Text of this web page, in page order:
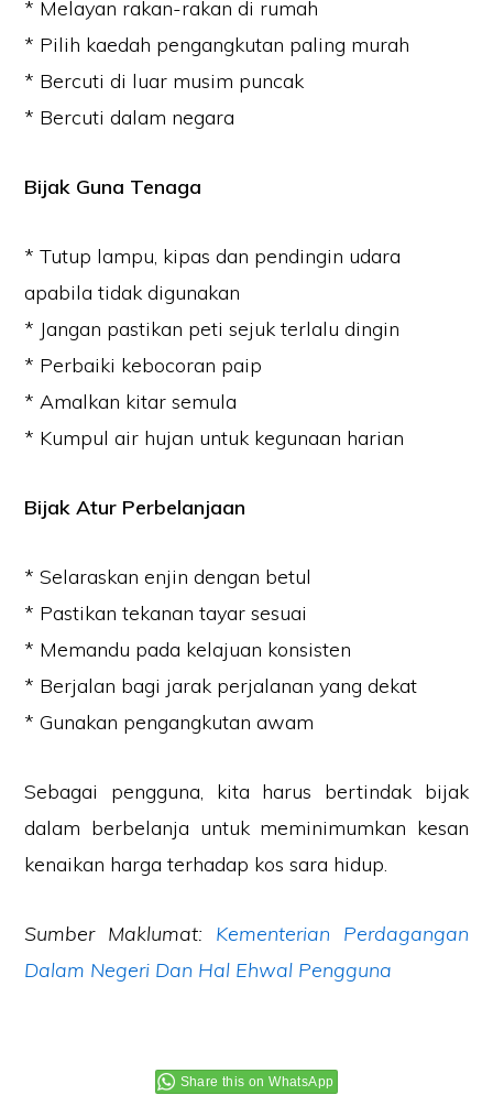
* Melayan rakan-rakan di rumah
* Pilih kaedah pengangkutan paling murah
* Bercuti di luar musim puncak
* Bercuti dalam negara
Bijak Guna Tenaga
* Tutup lampu, kipas dan pendingin udara
apabila tidak digunakan
* Jangan pastikan peti sejuk terlalu dingin
* Perbaiki kebocoran paip
* Amalkan kitar semula
* Kumpul air hujan untuk kegunaan harian
Bijak Atur Perbelanjaan
* Selaraskan enjin dengan betul
* Pastikan tekanan tayar sesuai
* Memandu pada kelajuan konsisten
* Berjalan bagi jarak perjalanan yang dekat
* Gunakan pengangkutan awam
Sebagai pengguna, kita harus bertindak bijak
dalam berbelanja untuk meminimumkan kesan
kenaikan harga terhadap kos sara hidup.
Sumber Maklumat: Kementerian Perdagangan
Dalam Negeri Dan Hal Ehwal Pengguna
Share this on WhatsApp